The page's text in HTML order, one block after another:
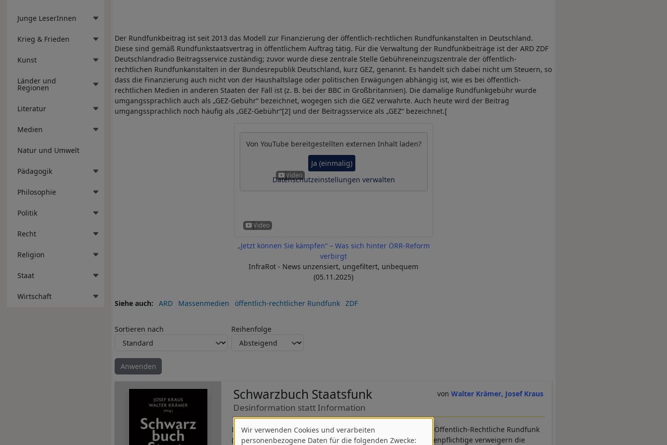
Junge LeserInnen
Krieg & Frieden
Kunst
Länder und
Regionen
Literatur
Medien
Natur und Umwelt
Pädagogik
Philosophie
Politik
Recht
Religion
Staat
Wirtschaft
Der Rundfunkbeitrag ist seit 2013 das Modell zur Finanzierung der öffentlich-rechtlichen Rundfunkanstalten in Deutschland.
Diese sind gemäß Rundfunkstaatsvertrag in öffentlichem Auftrag tätig. Für die Verwaltung der Rundfunkbeiträge ist der ARD ZDF
Deutschlandradio Beitragsservice zuständig; zuvor wurde diese zentrale Stelle Gebühreneinzugszentrale der öffentlich-
rechtlichen Rundfunkanstalten in der Bundesrepublik Deutschland, kurz GEZ, genannt. Es handelt sich dabei nicht um Steuern, so
dass die Finanzierung auch nicht von der Haushaltslage oder politischen Erwägungen abhängig ist, wie es bei öffentlich-
rechtlichen Medien in anderen Staaten der Fall ist (z. B. bei der BBC in Großbritannien). Die damalige Rundfunkgebühr wurde
umgangssprachlich auch als „GEZ-Gebühr“ bezeichnet, wogegen sich die GEZ verwahrte. Auch heute wird der Beitrag
umgangssprachlich noch häufig als „GEZ-Gebühr“[2] und der Beitragsservice als „GEZ“ bezeichnet.[
Von YouTube bereitgestellten externen Inhalt laden?
Ja (einmalig)
Datenschutzeinstellungen verwalten
„Jetzt können Sie kämpfen“ – Was sich hinter ÖRR-Reform
verbirgt
InfraRot - News unzensiert, ungefiltert, unbequem
(05.11.2025)
Siehe auch ARD Massenmedien öffentlich-rechtlicher Rundfunk ZDF
Sortieren nach Reihenfolge
Walter Krämer Josef Kraus
Schwarzbuch Staatsfunk
Desinformation statt Information
Der mit fast neun Milliarden Euro pro Jahr weltweit teuerste Öffentlich-Rechtliche Rundfunk
(ÖRR) Deutschlands steckt in der Krise. Immer mehr Gebührenpflichtige verweigern die
Verwendung
Wir verwenden Cookies und verarbeiten
personenbezogene Daten für die folgenden Zwecke: